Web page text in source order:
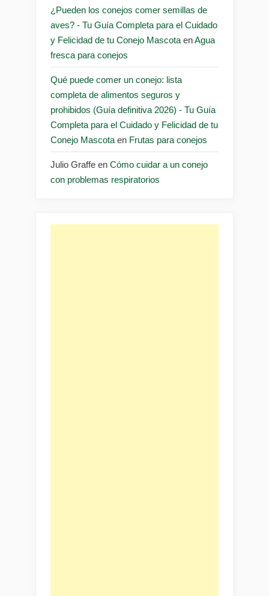
¿Pueden los conejos comer semillas de
aves? - Tu Guía Completa para el Cuidado
y Felicidad de tu Conejo Mascota enAgua
fresca para conejos
Qué puede comer un conejo: lista
completa de alimentos seguros y
prohibidos (Guía definitiva 2026) - Tu Guía
Completa para el Cuidado y Felicidad de tu
Conejo Mascota en Frutas para conejos
Julio Graffe en Cómo cuidar a un conejo
con problemas respiratorios